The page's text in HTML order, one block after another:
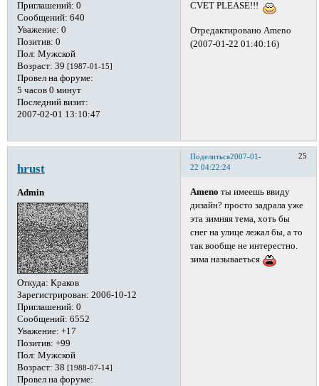
Приглашений: 0
Сообщений: 640
Уважение: 0
Позитив: 0
Пол: Мужской
Возраст: 39 [1987-01-15]
Провел на форуме:
5 часов 0 минут
Последний визит:
2007-02-01 13:10:47
CVET PLEASE!!!
Отредактировано Ameno
(2007-01-22 01:40:16)
Поделиться 25
2007-01-
22 04:22:24
hrust
Admin
Откуда: Краков
Зарегистрирован: 2006-10-12
Приглашений: 0
Сообщений: 6552
Уважение: +17
Позитив: +99
Пол: Мужской
Возраст: 38 [1988-07-14]
Провел на форуме:
Ameno ты имеешь ввиду
дизайн? просто задрала уже
эта зимняя тема, хоть бы
снег на улице лежал бы, а то
так вообще не интерестно.
зима называеться